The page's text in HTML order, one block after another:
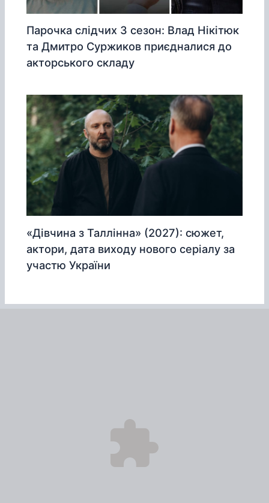
Парочка слідчих 3 сезон: Влад Нікітюк
та Дмитро Суржиков приєдналися до
акторського складу
«Дівчина з Таллінна» (2027): сюжет,
актори, дата виходу нового серіалу за
участю України